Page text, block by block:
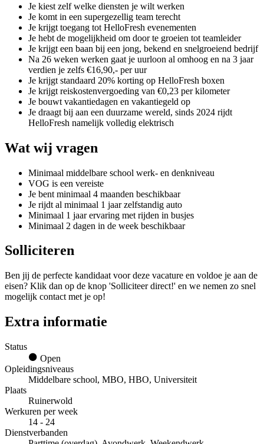
Je kiest zelf welke diensten je wilt werken
Je komt in een supergezellig team terecht
Je krijgt toegang tot HelloFresh evenementen
Je hebt de mogelijkheid om door te groeien tot teamleider
Je krijgt een baan bij een jong, bekend en snelgroeiend bedrijf
Na 26 weken werken gaat je uurloon al omhoog en na 3 jaar
verdien je zelfs €16,90,- per uur
Je krijgt standaard 20% korting op HelloFresh boxen
Je krijgt reiskostenvergoeding van €0,23 per kilometer
Je bouwt vakantiedagen en vakantiegeld op
Je draagt bij aan een duurzame wereld, sinds 2024 rijdt
HelloFresh namelijk volledig elektrisch
Wat wij vragen
Minimaal middelbare school werk- en denkniveau
VOG is een vereiste
Je bent minimaal 4 maanden beschikbaar
Je rijdt al minimaal 1 jaar zelfstandig auto
Minimaal 1 jaar ervaring met rijden in busjes
Minimaal 2 dagen in de week beschikbaar
Solliciteren
Ben jij de perfecte kandidaat voor deze vacature en voldoe je aan de
eisen? Klik dan op de knop 'Solliciteer direct!' en we nemen zo snel
mogelijk contact met je op!
Extra informatie
Status
Open
Opleidingsniveaus
Middelbare school, MBO, HBO, Universiteit
Plaats
Ruinerwold
Werkuren per week
14 - 24
Dienstverbanden